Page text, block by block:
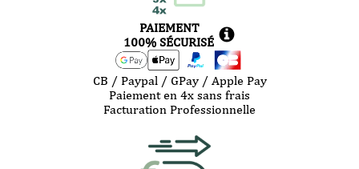
PAIEMENT
100% SÉCURISÉ
CB / Paypal / GPay / Apple Pay
Paiement en 4x sans frais
Facturation Professionnelle